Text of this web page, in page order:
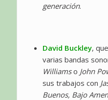
generación.
David Buckley,
varias bandas
Williamso John
sus trabajos con
Buenos, Bajo